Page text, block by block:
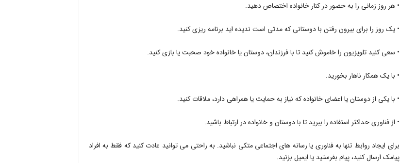
• هر روز زمانی را به حضور در کنار خانواده اختصاص دهید.
• یک روز را برای بیرون رفتن با دوستانی که مدتی است ندیده اید برنامه ریزی کنید.
• سعی کنید تلویزیون را خاموش کنید تا با فرزندان، دوستان یا خانواده خود صحبت یا بازی کنید.
• با یک همکار ناهار بخورید.
• با یکی از دوستان یا اعضای خانواده که نیاز به حمایت یا همراهی دارد، ملاقات کنید.
• از فناوری حداکثر استفاده را ببرید تا با دوستان و خانواده در ارتباط باشید.
برای ایجاد روابط تنها به فناوری یا رسانه های اجتماعی متکی نباشید. به راحتی می توانید عادت کنید که فقط به افراد
پیامک ارسال کنید، پیام بفرستید یا ایمیل بزنید.